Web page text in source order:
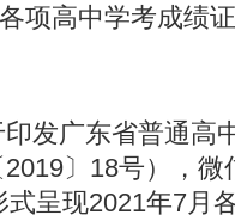
项高中学考成绩
发广东省普通高
〕18号），微
式呈现2021年7月